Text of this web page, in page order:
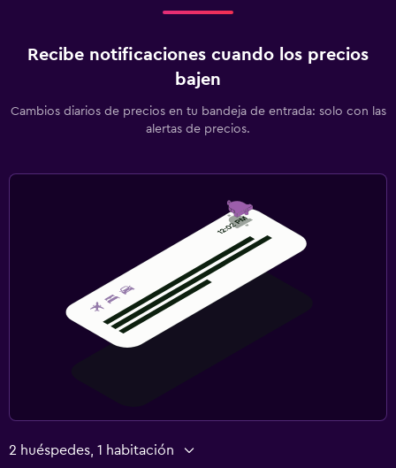
Recibe notificaciones cuando los precios
bajen
Cambios diarios de precios en tu bandeja de entrada: solo con las
alertas de precios.
2 huéspedes, 1 habitación